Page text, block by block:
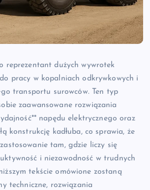
reprezentant dużych wywrotek
pracy w kopalniach odkrywkowych i
transportu surowców. Ten typ
zaawansowane rozwiązania
napędu elektrycznego oraz
konstrukcję kadłuba, co sprawia, że
tam, gdzie liczy się
i niezawodność w trudnych
tekście omówione zostaną
techniczne, rozwiązania